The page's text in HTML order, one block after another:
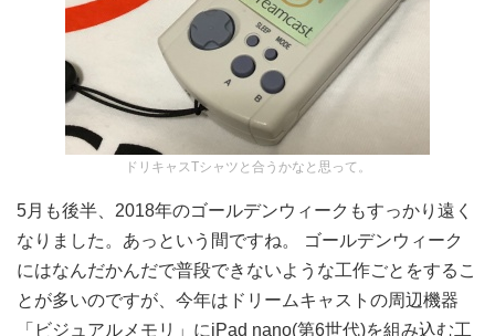
ドリキャスTシャツと合うかなと思って。
5月も後半、2018年のゴールデンウィークもすっかり遠く
なりました。あっという間ですね。 ゴールデンウィーク
にはなんだかんだで普段できないような工作ごとをするこ
とが多いのですが、今年はドリームキャストの周辺機器
「ビジュアルメモリ」にiPad nano(第6世代)を組み込む工